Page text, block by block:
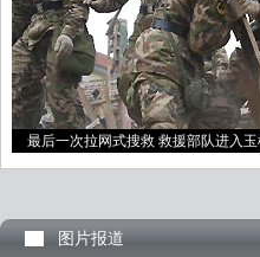
最后一次拉网式搜救 救援部队进入
图片报道